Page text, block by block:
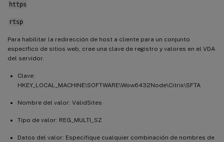
https
rtsp
Para habilitar la redirección de host a cliente para un conjunto
específico de sitios web, cree una clave de registro y valores en el VDA
del servidor.
Clave:
HKEY_LOCAL_MACHINE\SOFTWARE\Wow6432Node\Citrix\SFTA
Nombre del valor: ValidSites
Tipo de valor: REG_MULTI_SZ
Datos del valor: Especifique cualquier combinación de nombres de